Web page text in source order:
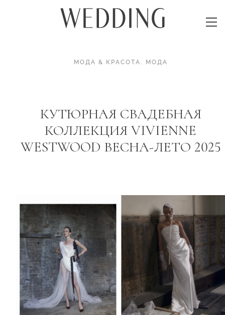
МОДА & КРАСОТА. МОДА
КУТЮРНАЯ СВАДЕБНАЯ
КОЛЛЕКЦИЯ VIVIENNE
WESTWOOD ВЕСНА-ЛЕТО 2025